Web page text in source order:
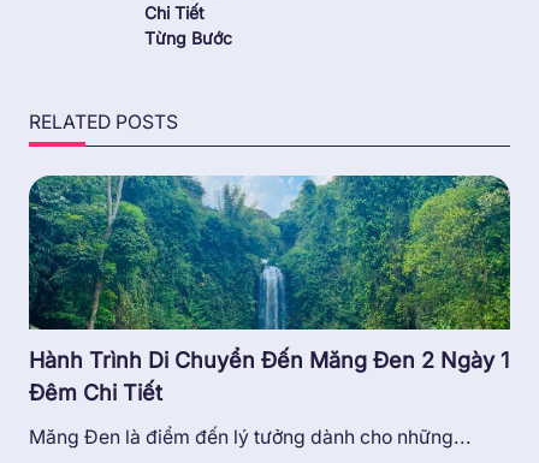
Chi Tiết
Từng Bước
RELATED POSTS
Hành Trình Di Chuyển Đến Măng Đen 2 Ngày 1
Đêm Chi Tiết
Măng Đen là điểm đến lý tưởng dành cho những...